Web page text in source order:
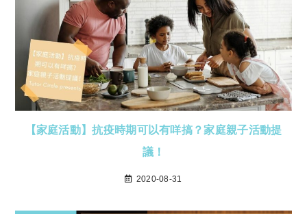
【家庭活動】抗疫時期可以有咩搞？家庭親子活動提
議！
2020-08-31